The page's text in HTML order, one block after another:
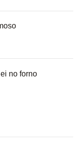
no forno